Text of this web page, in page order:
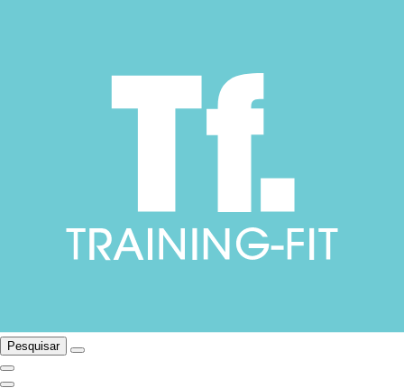
Pesquisar